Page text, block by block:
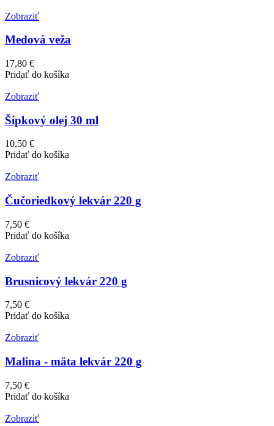
Zobraziť
Medová veža
17,80 €
Pridať do košíka
Zobraziť
Šípkový olej 30 ml
10,50 €
Pridať do košíka
Zobraziť
Čučoriedkový lekvár 220 g
7,50 €
Pridať do košíka
Zobraziť
Brusnicový lekvár 220 g
7,50 €
Pridať do košíka
Zobraziť
Malina - mäta lekvár 220 g
7,50 €
Pridať do košíka
Zobraziť